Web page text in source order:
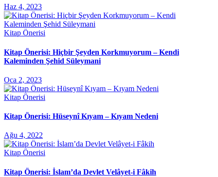
Haz 4, 2023
Kitap Önerisi
Kitap Önerisi: Hiçbir Şeyden Korkmuyorum – Kendi
Kaleminden Şehid Süleymani
Oca 2, 2023
Kitap Önerisi
Kitap Önerisi: Hüseynî Kıyam – Kıyam Nedeni
Ağu 4, 2022
Kitap Önerisi
Kitap Önerisi: İslam’da Devlet Velâyet-i Fâkih